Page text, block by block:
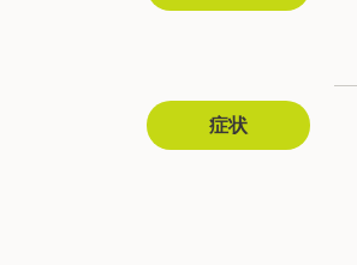
症状